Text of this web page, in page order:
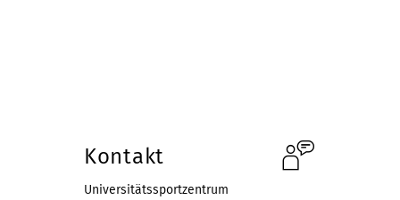
Kontakt
Universitätssportzentrum